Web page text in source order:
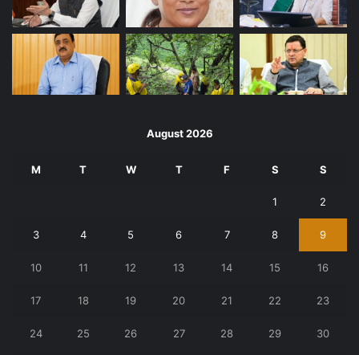
August 2026
M T W T F S S
1 2
3 4 5 6 7 8 9
10 11 12 13 14 15 16
17 18 19 20 21 22 23
24 25 26 27 28 29 30